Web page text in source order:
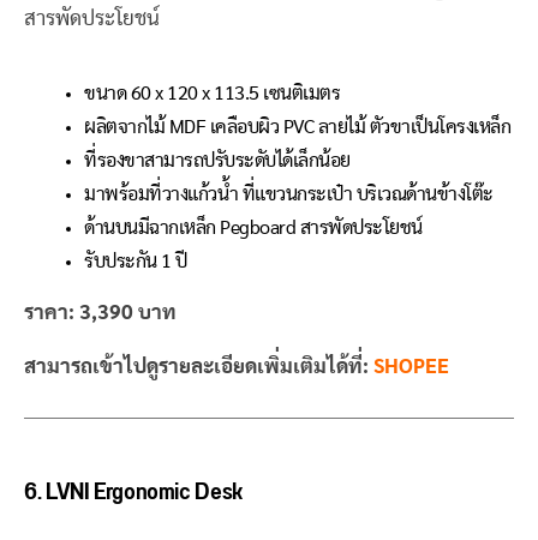
สารพัดประโยชน์
ขนาด 60 x 120 x 113.5 เซนติเมตร
ผลิตจากไม้ MDF เคลือบผิว PVC ลายไม้ ตัวขาเป็นโครงเหล็ก
ที่รองขาสามารถปรับระดับได้เล็กน้อย
มาพร้อมที่วางแก้วน้ำ ที่แขวนกระเป๋า บริเวณด้านข้างโต๊ะ
ด้านบนมีฉากเหล็ก Pegboard สารพัดประโยชน์
รับประกัน 1 ปี
ราคา: 3,390 บาท
สามารถเข้าไปดูรายละเอียดเพิ่มเติมได้ที่: SHOPEE
6. LVNI Ergonomic Desk